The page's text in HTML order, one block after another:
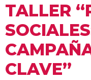
TALLER
CLAVE”